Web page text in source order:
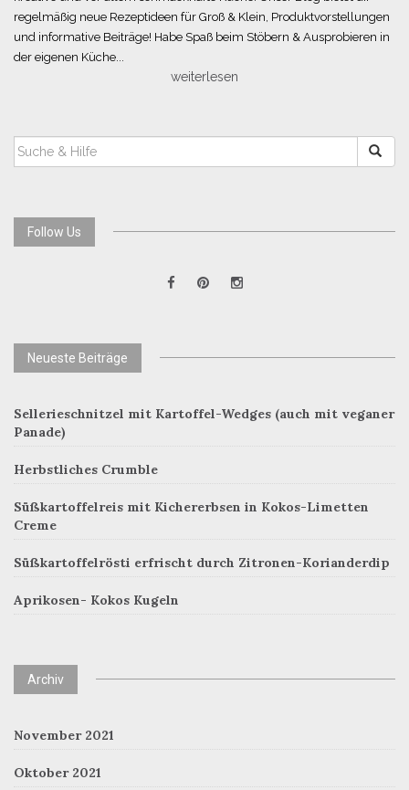
regelmäßig neue Rezeptideen für Groß & Klein, Produktvorstellungen
und informative Beiträge! Habe Spaß beim Stöbern & Ausprobieren in
der eigenen Küche...
weiterlesen
SUCHEN
NACH:
Follow Us
Neueste Beiträge
Sellerieschnitzel mit Kartoffel-Wedges (auch mit veganer
Panade)
Herbstliches Crumble
Süßkartoffelreis mit Kichererbsen in Kokos-Limetten
Creme
Süßkartoffelrösti erfrischt durch Zitronen-Korianderdip
Aprikosen- Kokos Kugeln
Archiv
November 2021
Oktober 2021